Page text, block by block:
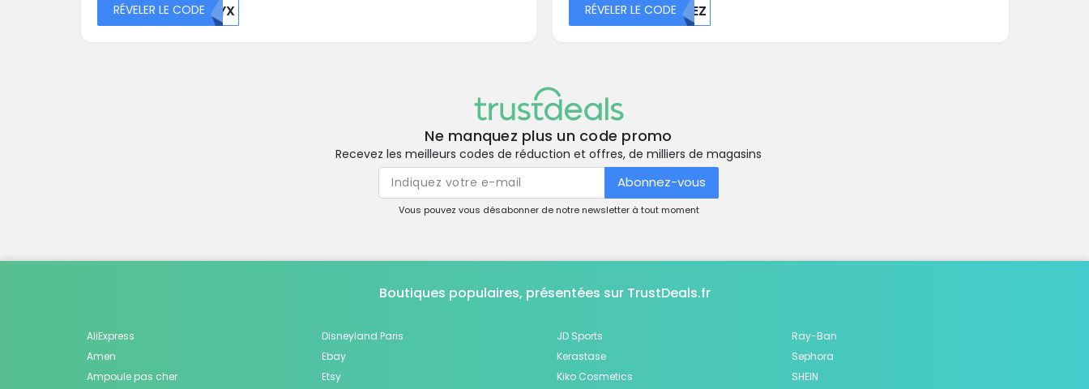
RÉVELER LE CODEMDYX RÉVELER LE CODEMUEZ
Ne manquez plus un code promo
Recevez les meilleurs codes de réduction et offres, de milliers de magasins
Abonnez-vous
Vous pouvez vous désabonner de notre newsletter à tout moment
Boutiques populaires, présentées sur TrustDeals.fr
AliExpress
Amen
Ampoule pas cher
Disneyland Paris
Ebay
Etsy
JD Sports
Kerastase
Kiko Cosmetics
Ray-Ban
Sephora
SHEIN